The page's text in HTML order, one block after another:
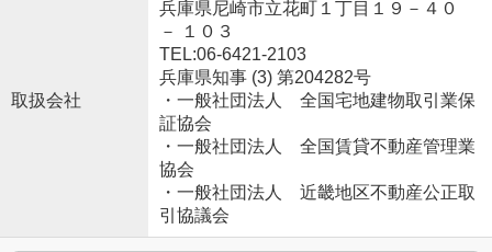
取扱会社
兵庫県尼崎市立花町１丁目１９－４０
－ １０３
TEL:06-6421-2103
兵庫県知事 (3) 第204282号
・一般社団法人 全国宅地建物取引業保
証協会
・一般社団法人 全国賃貸不動産管理業
協会
・一般社団法人 近畿地区不動産公正取
引協議会